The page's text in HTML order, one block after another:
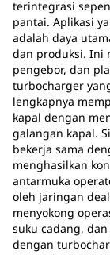
terintegrasi
pantai. Aplikasi
adalah daya
dan produksi. Ini
pengebor, dan
turbocharger
lengkapnya
kapal dengan
galangan kapal.
bekerja sama
menghasilkan
antarmuka
oleh jaringan
menyokong
suku cadang,
dengan